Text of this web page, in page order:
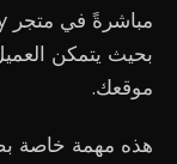
بحيث يتمكن
موقعك.